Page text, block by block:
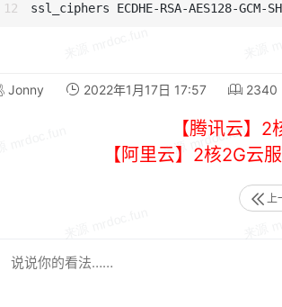
Jonny 2022年1月17日 17:57 2340
【腾讯云】
【阿里云】2核2G云
上